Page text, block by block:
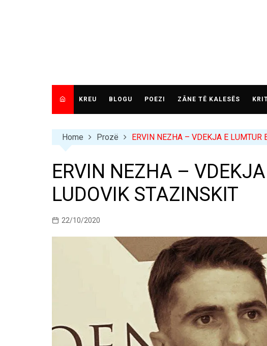
KREU BLOGU POEZI ZÂNE TË KALESËS
Home Prozë ERVIN NEZHA – VDEKJA E LUMTUR
ERVIN NEZHA –
LUDOVIK STAZINSKIT
22/10/2020